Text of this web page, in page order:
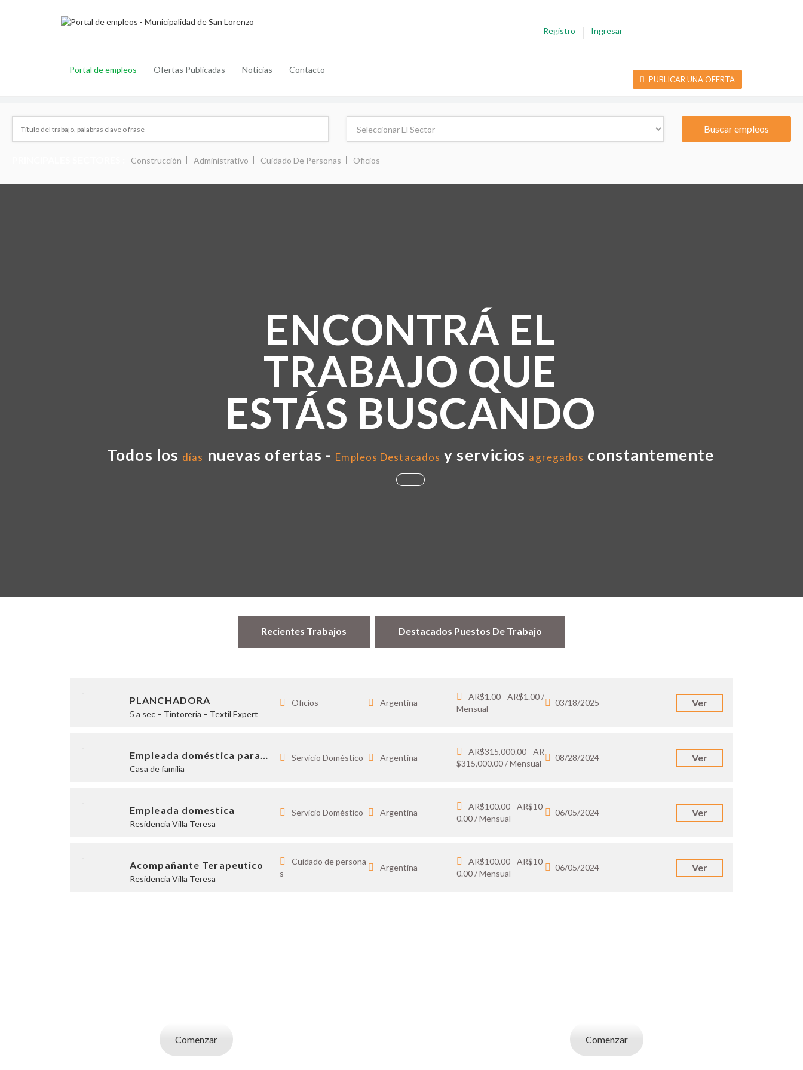
Portal de empleos Ofertas Publicadas Noticias Contacto
Registro Ingresar
PUBLICAR UNA OFERTA
Construcción Administrativo Cuidado De Personas Oficios
ENCONTRÁ EL
TRABAJO QUE
ESTÁS BUSCANDO
Todos los días nuevas ofertas - Empleos Destacados y servicios agregados constantemente
Recientes Trabajos Destacados Puestos De Trabajo
PLANCHADORA
5 a sec – Tintoreria – Textil Expert
Oficios Argentina
AR$1.00 - AR$1.00 /
Mensual
03/18/2025 Ver
Empleada doméstica para…
Casa de familia
Servicio Doméstico Argentina
AR$315,000.00 - AR
$315,000.00 / Mensual
08/28/2024 Ver
Empleada domestica
Residencia Villa Teresa
Servicio Doméstico Argentina
AR$100.00 - AR$10
0.00 / Mensual
06/05/2024 Ver
Acompañante Terapeutico
Residencia Villa Teresa
Cuidado de persona
s
Argentina
AR$100.00 - AR$10
0.00 / Mensual
06/05/2024 Ver
Comenzar Comenzar